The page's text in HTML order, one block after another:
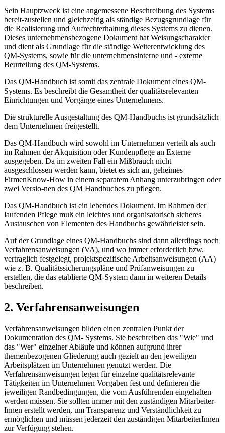
Sein Hauptzweck ist eine angemessene Beschreibung des Systems
bereit-zustellen und gleichzeitig als ständige Bezugsgrundlage für
die Realisierung und Aufrechterhaltung dieses Systems zu dienen.
Dieses unternehmensbezogene Dokument hat Weisungscharakter
und dient als Grundlage für die ständige Weiterentwicklung des
QM-Systems, sowie für die unternehmensinterne und - externe
Beurteilung des QM-Systems.
Das QM-Handbuch ist somit das zentrale Dokument eines QM-
Systems. Es beschreibt die Gesamtheit der qualitätsrelevanten
Einrichtungen und Vorgänge eines Unternehmens.
Die strukturelle Ausgestaltung des QM-Handbuchs ist grundsätzlich
dem Unternehmen freigestellt.
Das QM-Handbuch wird sowohl im Unternehmen verteilt als auch
im Rahmen der Akquisition oder Kundenpflege an Externe
ausgegeben. Da im zweiten Fall ein Mißbrauch nicht
ausgeschlossen werden kann, bietet es sich an, geheimes
FirmenKnow-How in einem separatem Anhang unterzubringen oder
zwei Versio-nen des QM Handbuches zu pflegen.
Das QM-Handbuch ist ein lebendes Dokument. Im Rahmen der
laufenden Pflege muß ein leichtes und organisatorisch sicheres
Austauschen von Elementen des Handbuchs gewährleistet sein.
Auf der Grundlage eines QM-Handbuchs sind dann allerdings noch
Verfahrensanweisungen (VA), und wo immer erforderlich bzw.
vertraglich festgelegt, projektspezifische Arbeitsanweisungen (AA)
wie z. B. Qualitätssicherungspläne und Prüfanweisungen zu
erstellen, die das etablierte QM-System dann in weiteren Details
beschreiben.
2. Verfahrensanweisungen
Verfahrensanweisungen bilden einen zentralen Punkt der
Dokumentation des QM- Systems. Sie beschreiben das "Wie" und
das "Wer" einzelner Abläufe und können aufgrund ihrer
themenbezogenen Gliederung auch gezielt an den jeweiligen
Arbeitsplätzen im Unternehmen genutzt werden. Die
Verfahrensanweisungen legen für einzelne qualitätsrelevante
Tätigkeiten im Unternehmen Vorgaben fest und definieren die
jeweiligen Randbedingungen, die vom Ausführenden eingehalten
werden müssen. Sie sollten immer mit den zuständigen Mitarbeiter-
Innen erstellt werden, um Transparenz und Verständlichkeit zu
ermöglichen und müssen jederzeit den zuständigen MitarbeiterInnen
zur Verfügung stehen.